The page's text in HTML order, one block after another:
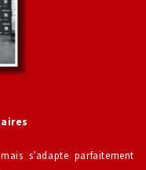
s’adapte parfaitement